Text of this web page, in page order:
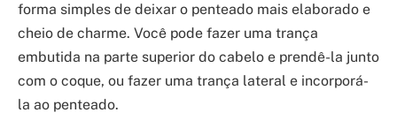
forma simples de deixar o penteado mais elaborado e
cheio de charme. Você pode fazer uma trança
embutida na parte superior do cabelo e prendê-la junto
com o coque, ou fazer uma trança lateral e incorporá-
la ao penteado.